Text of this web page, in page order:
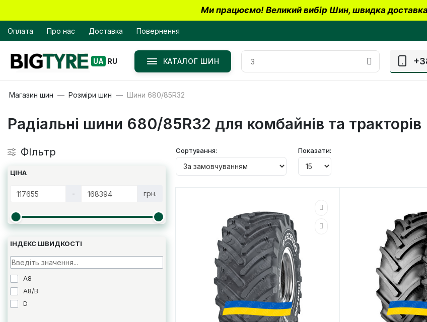
Ми працюємо! Великий вибір Шин, швидка доставка
Оплата Про нас Доставка Повернення
UA RU КАТАЛОГ ШИН
Магазин шин Розміри шин Шини 680/85R32
Радіальні шини 680/85R32 для комбайнів та тракторів
ФІльтр
ЦІНА
- грн.
ІНДЕКС ШВИДКОСТІ
A8
A8/B
D
Сортування: Показати: